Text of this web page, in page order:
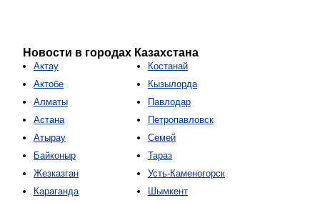
Новости в городах Казахстана
Актау
Актобе
Алматы
Астана
Атырау
Байконыр
Жезказган
Караганда
Костанай
Кызылорда
Павлодар
Петропавловск
Семей
Тараз
Усть-Каменогорск
Шымкент